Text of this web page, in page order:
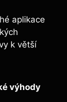
aplikace
k větší
výhody